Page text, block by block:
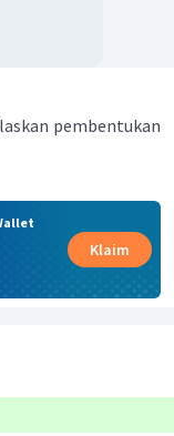
pembentukan
Klaim